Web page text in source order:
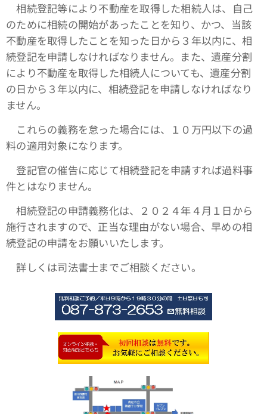
相続登記等により不動産を取得した相続人は、自己
のために相続の開始があったことを知り、かつ、当該
不動産を取得したことを知った日から３年以内に、相
続登記を申請しなければなりません。また、遺産分割
により不動産を取得した相続人についても、遺産分割
の日から３年以内に、相続登記を申請しなければなり
ません。
これらの義務を怠った場合には、１０万円以下の過
料の適用対象になります。
登記官の催告に応じて相続登記を申請すれば過料事
件とはなりません。
相続登記の申請義務化は、２０２４年４月１日から
施行されますので、正当な理由がない場合、早めの相
続登記の申請をお願いいたします。
詳しくは司法書士までご相談ください。